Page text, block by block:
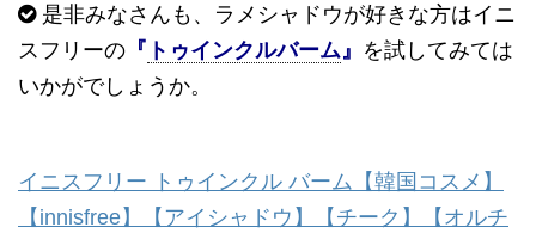
是非みなさんも、ラメシャドウが好きな方はイニ
スフリーの 『 トゥインクルバーム 』 を試してみては
いかがでしょうか。
イニスフリー トゥインクル バーム【韓国コスメ】
【innisfree】【アイシャドウ】【チーク】【オルチ